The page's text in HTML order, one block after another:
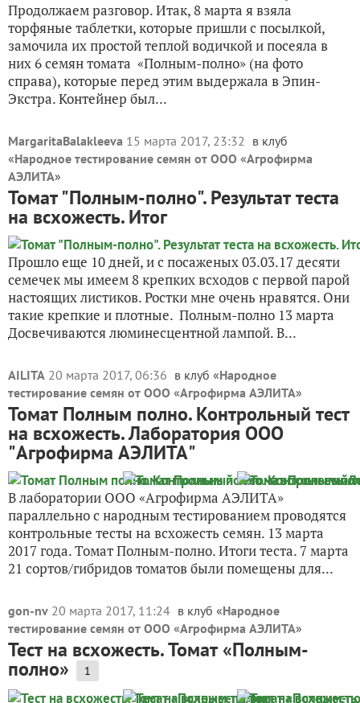
Продолжаем разговор. Итак, 8 марта я взяла
торфяные таблетки, которые пришли с посылкой,
замочила их простой теплой водичкой и посеяла в
них 6 семян томата «Полным-полно» (на фото
справа), которые перед этим выдержала в Эпин-
Экстра. Контейнер был...
MargaritaBalakleeva 15 марта 2017, 23:32 в клуб
«Народное тестирование семян от ООО «Агрофирма
АЭЛИТА»
Томат "Полным-полно". Результат теста
на всхожесть. Итог
Прошло еще 10 дней, и с посаженых 03.03.17 десяти
семечек мы имеем 8 крепких всходов с первой парой
настоящих листиков. Ростки мне очень нравятся. Они
такие крепкие и плотные. Полным-полно 13 марта
Досвечиваются люминесцентной лампой. В...
AILITA 20 марта 2017, 06:36 в клуб «Народное
тестирование семян от ООО «Агрофирма АЭЛИТА»
Томат Полным полно. Контрольный тест
на всхожесть. Лаборатория ООО
"Агрофирма АЭЛИТА"
В лаборатории ООО «Агрофирма АЭЛИТА»
параллельно с народным тестированием проводятся
контрольные тесты на всхожесть семян. 13 марта
2017 года. Томат Полным-полно. Итоги теста. 7 марта
21 сортов/гибридов томатов были помещены для...
gon-nv 20 марта 2017, 11:24 в клуб «Народное
тестирование семян от ООО «Агрофирма АЭЛИТА»
Тест на всхожесть. Томат «Полным-
полно» 1